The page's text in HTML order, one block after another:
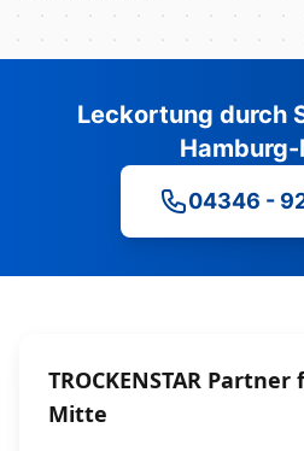
Leckortung durch
04346 -
TROCKENSTAR
Mitte